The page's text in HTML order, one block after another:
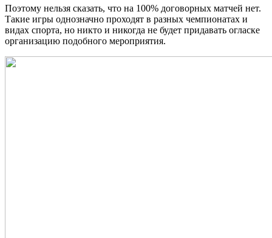
Поэтому нельзя сказать, что на 100% договорных матчей нет.
Такие игры однозначно проходят в разных чемпионатах и
видах спорта, но никто и никогда не будет придавать огласке
организацию подобного мероприятия.